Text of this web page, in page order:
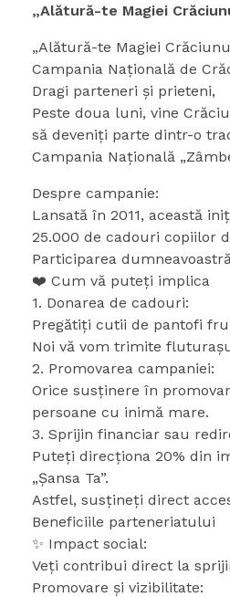
„Alătură-te Magiei
„Alătură-te Magiei
Campania Națională de
Dragi parteneri și prieteni,
Peste doua luni, vine
să deveniți parte dintr-o
Campania Națională
Despre campanie:
Lansată în 2011, această
25.000 de cadouri copiilor
Participarea
❤️ Cum vă puteți implica
1. Donarea de cadouri:
Pregătiți cutii de pantofi
Noi vă vom trimite
2. Promovarea campaniei:
Orice susținere în
persoane cu inimă mare.
3. Sprijin financiar sau
Puteți direcționa 20% din
„Șansa Ta”.
Astfel, susțineți direct
Beneficiile parteneriatului
✨ Impact social:
Veți contribui direct la
Promovare și vizibilitate: